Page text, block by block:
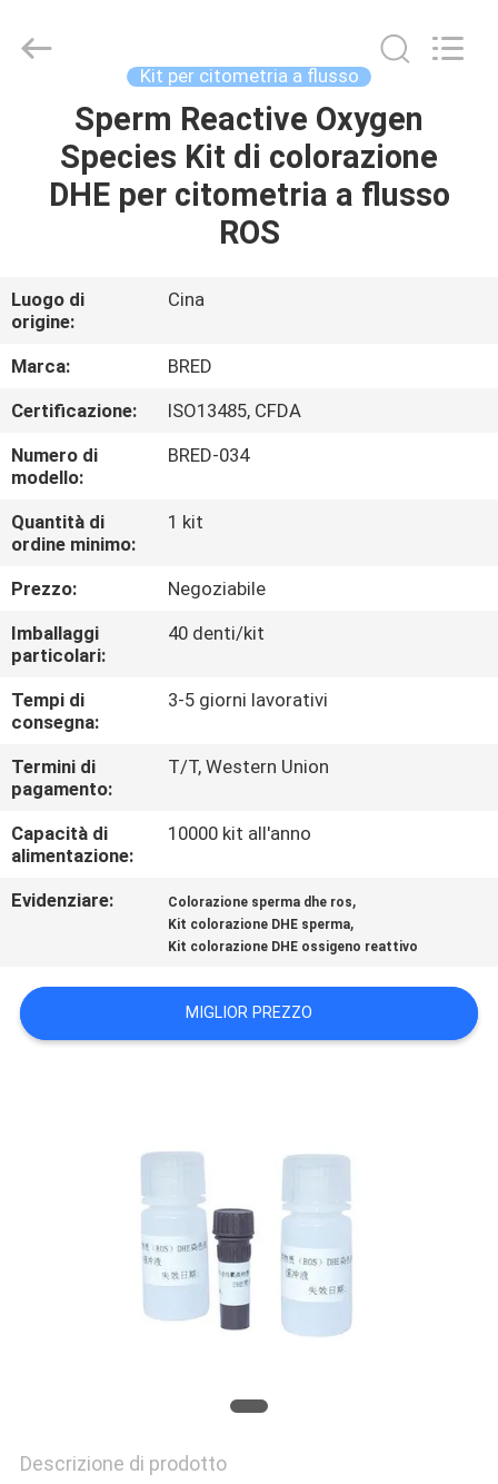
CASA
PRODOTTI
CIRCA
NOI
GIRO
DELLA
FABBRICA
CONTROLLO
DI
QUALITÀ
CONTATTICI
NOTIZIE
UNA
CITAZIONE
BRED
Kit per citometria a flusso
Sperm Reactive Oxygen
Species Kit di colorazione
DHE per citometria a flusso
ROS
Luogo di
origine:
Cina
Marca:
BRED
Certificazione:
ISO13485, CFDA
Numero di
modello:
BRED-034
Quantità di
ordine minimo:
1 kit
Prezzo:
Negoziabile
Imballaggi
particolari:
40 denti/kit
Tempi di
consegna:
3-5 giorni lavorativi
Termini di
pagamento:
T/T, Western Union
Capacità di
alimentazione:
10000 kit all'anno
Evidenziare: Colorazione sperma dhe ros,
Kit colorazione DHE sperma,
Kit colorazione DHE ossigeno reattivo
MIGLIOR PREZZO
Descrizione di prodotto